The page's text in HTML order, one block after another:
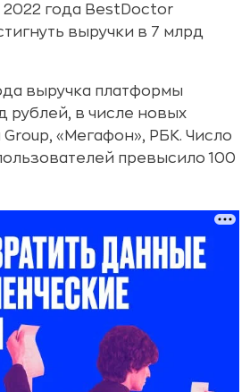
2022 года BestDoctor
выручки в 7 млрд
выручка платформы
рублей, в числе новых
«Мегафон», РБК. Число
превысило 100